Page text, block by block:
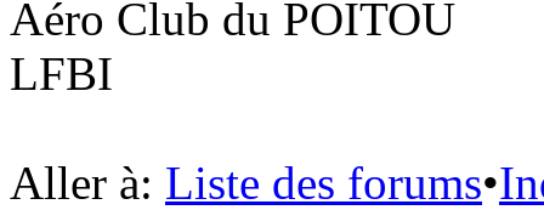
Aéro Club du POITOU
LFBI
Aller à: Liste des forums•